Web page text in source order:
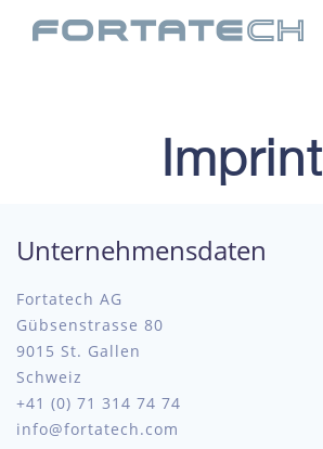
Imprint
Unternehmensdaten
Fortatech AG
Gübsenstrasse 80
9015 St. Gallen
Schweiz
+41 (0) 71 314 74 74
info@fortatech.com